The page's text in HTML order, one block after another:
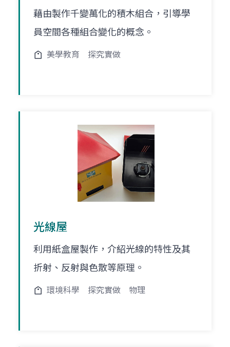
藉由製作千變萬化的積木組合，引導學
員空間各種組合變化的概念。
美學教育 探究實做
光線屋
利用紙盒屋製作，介紹光線的特性及其
折射、反射與色散等原理。
環境科學 探究實做 物理